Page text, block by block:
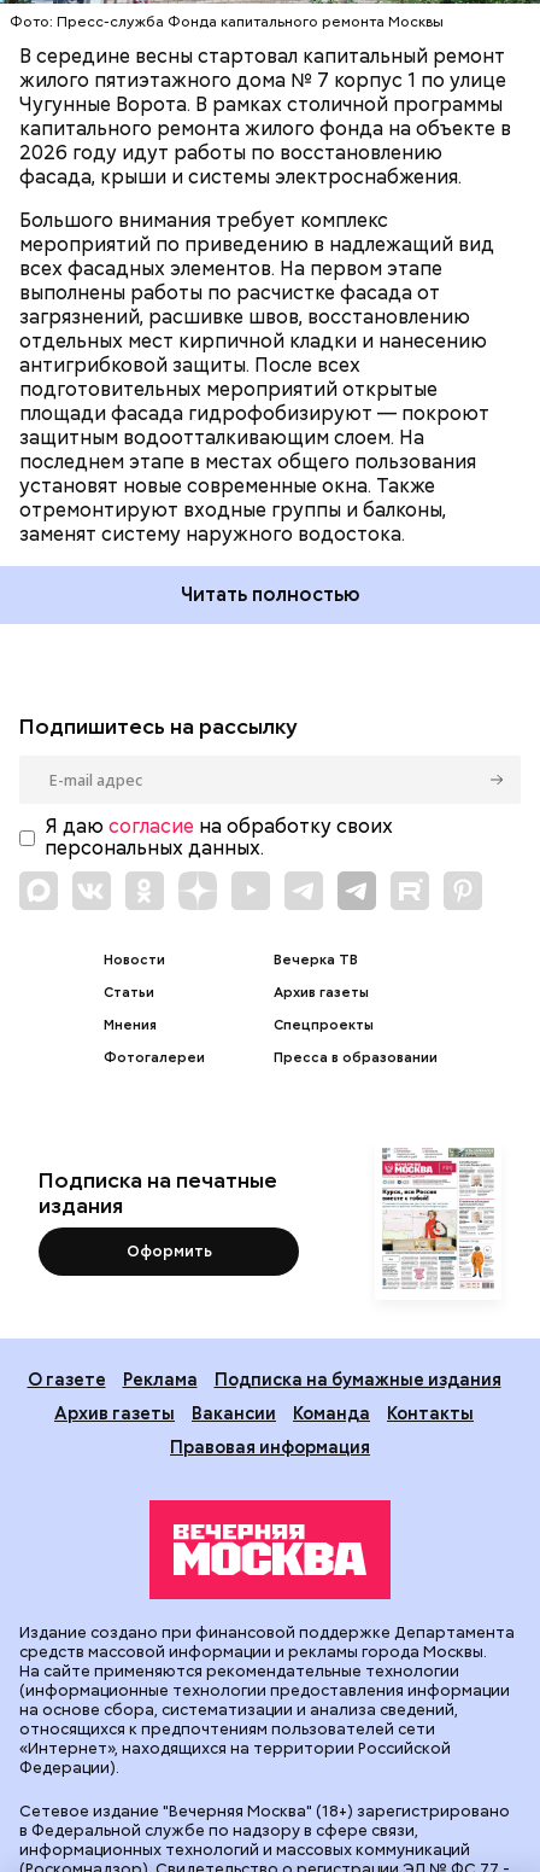
Фото: Пресс-служба Фонда капитального ремонта Москвы
В середине весны стартовал капитальный ремонт
жилого пятиэтажного дома № 7 корпус 1 по улице
Чугунные Ворота. В рамках столичной программы
капитального ремонта жилого фонда на объекте в
2026 году идут работы по восстановлению
фасада, крыши и системы электроснабжения.
Большого внимания требует комплекс
мероприятий по приведению в надлежащий вид
всех фасадных элементов. На первом этапе
выполнены работы по расчистке фасада от
загрязнений, расшивке швов, восстановлению
отдельных мест кирпичной кладки и нанесению
антигрибковой защиты. После всех
подготовительных мероприятий открытые
площади фасада гидрофобизируют — покроют
защитным водоотталкивающим слоем. На
последнем этапе в местах общего пользования
установят новые современные окна. Также
отремонтируют входные группы и балконы,
заменят систему наружного водостока.
На крыше здания специалисты усилят
стропильную систему и заменят обрешетку,
произведут работы по устройству температурно-
влажностного режима и ходового настила. Также в
рамках капитального ремонта в доме обновят
систему электроснабжения.
Читать полностью
РАЙОН ВЫХИНО-ЖУЛЕБИНО
КАПИТАЛЬНЫЙ РЕМОНТ
ЮГО-ВОСТОЧНЫЙ АДМИНИСТРАТИВНЫЙ ОКРУГ
(ЮВАО)
Подпишитесь на рассылку
Я даю согласие на обработку своих
персональных данных.
Новости
Статьи
Мнения
Фотогалереи
Вечерка ТВ
Архив газеты
Спецпроекты
Пресса в образовании
Подписка на печатные
издания
Оформить
О газете Реклама
Подписка на бумажные издания
Архив газеты
Вакансии Команда
Контакты
Правовая информация
Сетевое издание "Вечерняя Москва" (18+) зарегистрировано
в Федеральной службе по надзору в сфере связи,
информационных технологий и массовых коммуникаций
Издание создано при финансовой поддержке Департамента
средств массовой информации и рекламы города Москвы.
На сайте применяются рекомендательные технологии
(информационные технологии предоставления информации
на основе сбора, систематизации и анализа сведений,
относящихся к предпочтениям пользователей сети
«Интернет», находящихся на территории Российской
Федерации).